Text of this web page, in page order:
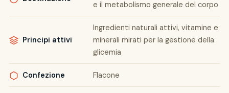
e il metabolismo generale del corpo
Principi attivi
Ingredienti naturali attivi, vitamine e
minerali mirati per la gestione della
glicemia
Confezione Flacone